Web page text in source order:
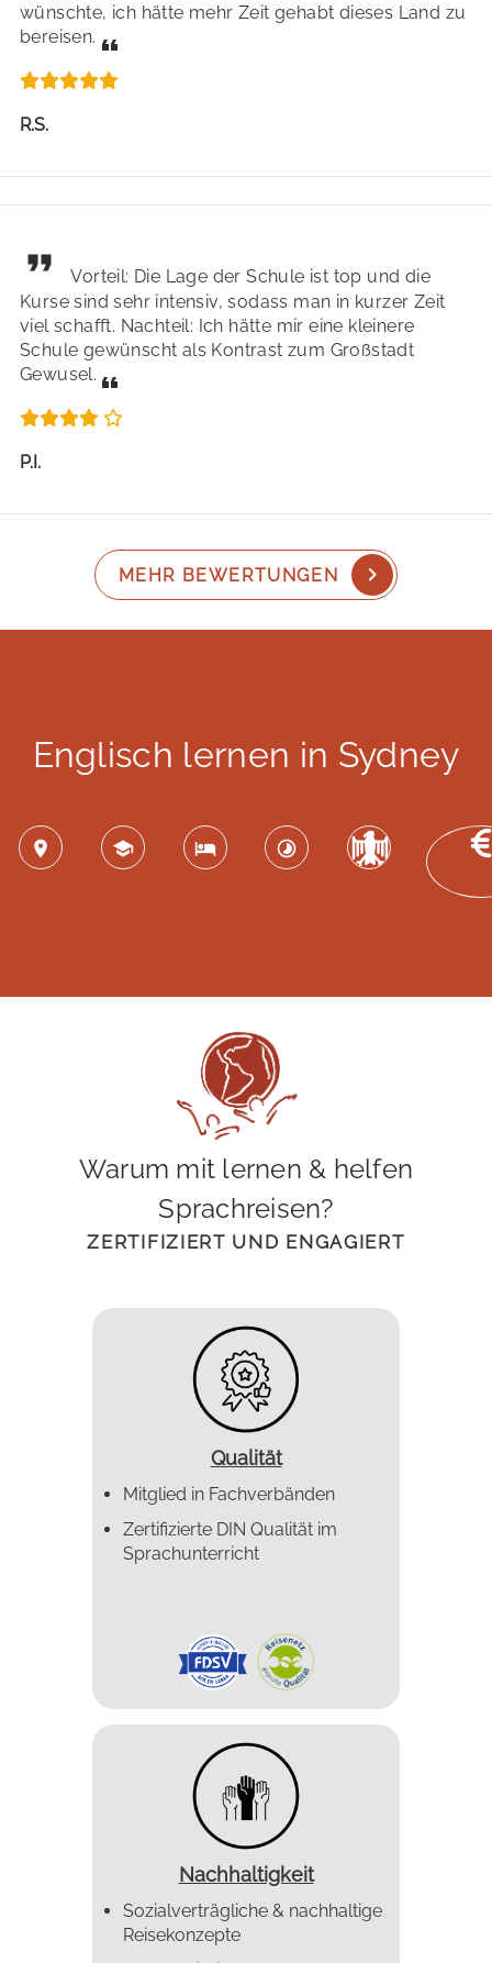
wünschte, ich hätte mehr Zeit gehabt dieses Land zu
bereisen.
R.S.
Vorteil: Die Lage der Schule ist top und die
Kurse sind sehr intensiv, sodass man in kurzer Zeit
viel schafft. Nachteil: Ich hätte mir eine kleinere
Schule gewünscht als Kontrast zum Großstadt
Gewusel.
P.I.
MEHR BEWERTUNGEN
Englisch lernen in Sydney
Warum mit lernen & helfen
Sprachreisen?
ZERTIFIZIERT UND ENGAGIERT
Qualität
Mitglied in Fachverbänden
Zertifizierte DIN Qualität im
Sprachunterricht
Nachhaltigkeit
Sozialverträgliche & nachhaltige
Reisekonzepte